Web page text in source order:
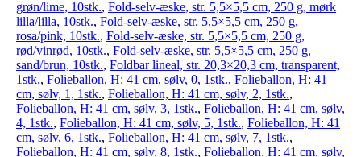
grøn/lime, 10stk., Fold-selv-æske, str. 5,5×5,5 cm, 250 g, mørk
lilla/lilla, 10stk., Fold-selv-æske, str. 5,5×5,5 cm, 250 g,
rosa/pink, 10stk., Fold-selv-æske, str. 5,5×5,5 cm, 250 g,
rød/vinrød, 10stk., Fold-selv-æske, str. 5,5×5,5 cm, 250 g,
sand/brun, 10stk., Foldbar lineal, str. 20,3×20,3 cm, transparent,
1stk., Folieballon, H: 41 cm, sølv, 0, 1stk., Folieballon, H: 41
cm, sølv, 1, 1stk., Folieballon, H: 41 cm, sølv, 2, 1stk.,
Folieballon, H: 41 cm, sølv, 3, 1stk., Folieballon, H: 41 cm, sølv,
4, 1stk., Folieballon, H: 41 cm, sølv, 5, 1stk., Folieballon, H: 41
cm, sølv, 6, 1stk., Folieballon, H: 41 cm, sølv, 7, 1stk.,
Folieballon, H: 41 cm, sølv, 8, 1stk., Folieballon, H: 41 cm, sølv,